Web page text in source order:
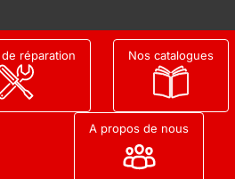
réparation Nos catalogues
A propos de nous